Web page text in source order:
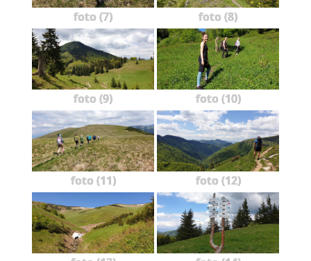
foto (7) foto (8)
foto (9) foto (10)
foto (11) foto (12)